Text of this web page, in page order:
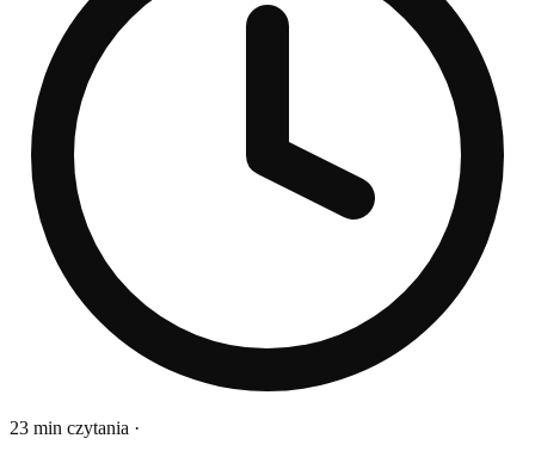
23 min czytania ·